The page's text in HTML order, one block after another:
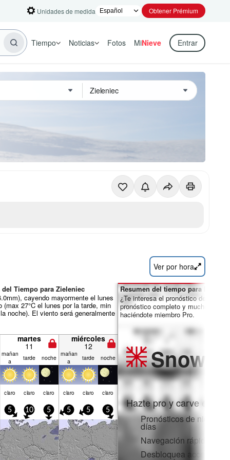
Unidades de medida Obtener Prémium
Tiempo Noticias Fotos MiNieve Entrar
Ver por hora
del Tiempo para Zieleniec
cayendo mayormente el lunes
(max 27°C el lunes por la tarde, min
noche). El viento será generalmente
martes
11
miércoles
12
mañan
a
tarde noche mañan
a
tarde noche
claro claro claro claro claro claro
5 10 5 5 5 5
Resumen del tiempo para los días
¿Te interesa el pronóstico de 16
pronóstico completo y muchas más
haciéndote miembro Pro.
Snow
Hazte pro y carve en:
Pronósticos de nieve
días
Navegación rápida sin
Desbloquea acceso